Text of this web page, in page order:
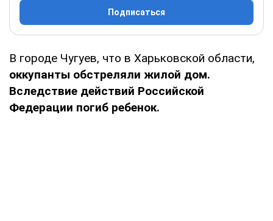
Подписаться
В городе Чугуев, что в Харьковской области,
оккупанты обстреляли жилой дом.
Вследствие действий Российской
Федерации погиб ребенок.